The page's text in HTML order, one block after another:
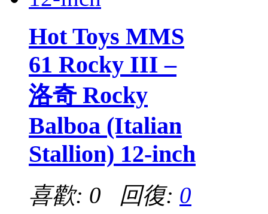
Hot Toys MMS
61 Rocky III –
洛奇 Rocky
Balboa (Italian
Stallion) 12-inch
喜歡: 0 回復: 0